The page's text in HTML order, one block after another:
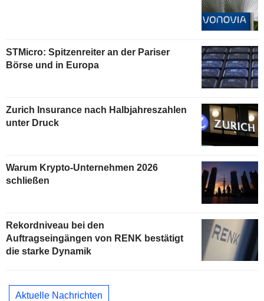
STMicro: Spitzenreiter an der Pariser
Börse und in Europa
Zurich Insurance nach Halbjahreszahlen
unter Druck
Warum Krypto-Unternehmen 2026
schließen
Rekordniveau bei den
Auftragseingängen von RENK bestätigt
die starke Dynamik
Aktuelle Nachrichten